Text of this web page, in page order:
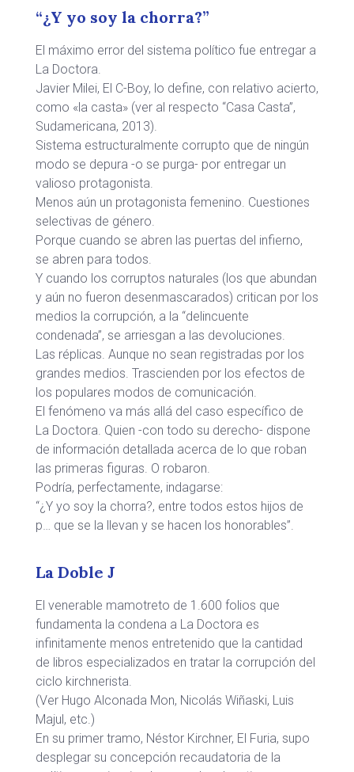
“¿Y yo soy la chorra?”
El máximo error del sistema político fue entregar a
La Doctora.
Javier Milei, El C-Boy, lo define, con relativo acierto,
como «la casta» (ver al respecto “Casa Casta”,
Sudamericana, 2013).
Sistema estructuralmente corrupto que de ningún
modo se depura -o se purga- por entregar un
valioso protagonista.
Menos aún un protagonista femenino. Cuestiones
selectivas de género.
Porque cuando se abren las puertas del infierno,
se abren para todos.
Y cuando los corruptos naturales (los que abundan
y aún no fueron desenmascarados) critican por los
medios la corrupción, a la “delincuente
condenada”, se arriesgan a las devoluciones.
Las réplicas. Aunque no sean registradas por los
grandes medios. Trascienden por los efectos de
los populares modos de comunicación.
El fenómeno va más allá del caso específico de
La Doctora. Quien -con todo su derecho- dispone
de información detallada acerca de lo que roban
las primeras figuras. O robaron.
Podría, perfectamente, indagarse:
“¿Y yo soy la chorra?, entre todos estos hijos de
p… que se la llevan y se hacen los honorables”.
La Doble J
El venerable mamotreto de 1.600 folios que
fundamenta la condena a La Doctora es
infinitamente menos entretenido que la cantidad
de libros especializados en tratar la corrupción del
ciclo kirchnerista.
(Ver Hugo Alconada Mon, Nicolás Wiñaski, Luis
Majul, etc.)
En su primer tramo, Néstor Kirchner, El Furia, supo
desplegar su concepción recaudatoria de la